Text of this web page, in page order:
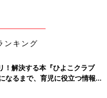
なし！
、きょうだいとの関わりも
きていません。オムツのまま
て、夜もおねしょをしない
慣など、お友だちを見て学ん
ンキング
！解決する本『ひよこクラブ
るまで、育児に役立つ情報が